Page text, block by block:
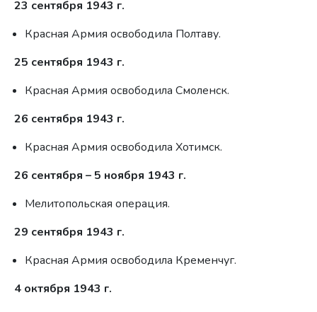
23 сентября 1943 г.
Красная Армия освободила Полтаву.
25 сентября 1943 г.
Красная Армия освободила Смоленск.
26 сентября 1943 г.
Красная Армия освободила Хотимск.
26 сентября – 5 ноября 1943 г.
Мелитопольская операция.
29 сентября 1943 г.
Красная Армия освободила Кременчуг.
4 октября 1943 г.